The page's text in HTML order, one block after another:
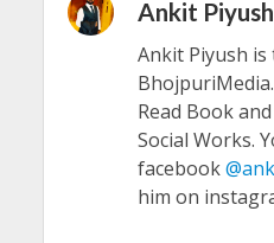
Ankit Piyush
Ankit Piyush is
Read Book
Social Works.
facebook
him on